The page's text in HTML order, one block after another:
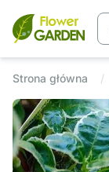
Strona główna